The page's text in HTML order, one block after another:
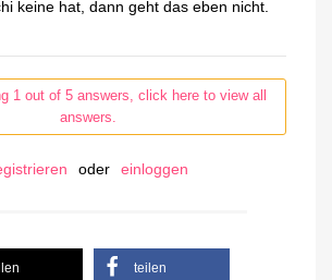
keine hat, dann geht das eben nicht.
1 out of 5 answers, click here to view all
answers.
oder einloggen
teilen